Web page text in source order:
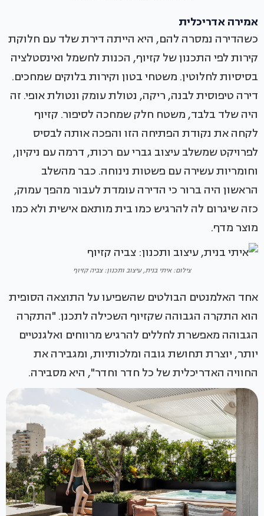
אמירה אדריכלית
כשהדירה נמסרה להם, היא הייתה דירת שלד עם חלוקת
קירות לפי התכנון של קזיוף, הכנות לחשמל ואינסטלציה
בסיסיות לחלוטין. משטחי בטון וקירות בלוקים שמחכים.
דירה טיפוסית לבנה, ריקה, נטולת עומק ונטולת אופי. זה
היה שלד בלבד, משטח חלק שמחכה לסיפור. קזיוף
לקחה את נקודת הפתיחה הזו והפכה אותה לבסיס
לפרויקט שמשלב עיצוב גברי עם רכות, דרמה עם ניקיון,
וחומריות עשירה עם פשטות נינוחה. כבר מהשלב
הראשון היה ברור כי הדירה עומדת לעבור מהפך עמוק,
כזה שיגרום לה להרגיש כמו בית מותאם אישית ולא כמו
מוצר מדף.
צילום: איתי בנית, עיצוב ותכנון: צביה קזיוף
אחד האלמנטים הבולטים שהשפיעו על התוצאה הסופית
הוא התקרה הגבוהה שקזיוף השכילה לתכנן. "התקרה
הגבוהה מאפשרת לחללים להרגיש מרווחים ואלגנטיים
יותר, יוצרת תחושת גובה ומלכותיות, ומגבירה את
החוויה האדריכלית של כל חדר וחדר", היא מסבירה.